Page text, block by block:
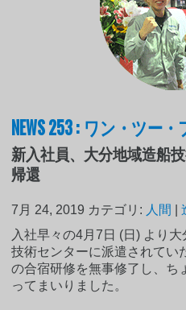
NEWS 253 : ワン・ツー
新入社員、大分地域造船
帰還
7月 24, 2019 カテゴリ: 人間 |
入社早々の4月7日 (日) より
技術センターに派遣されてい
の合宿研修を無事修了し、ち
ってまいりました。